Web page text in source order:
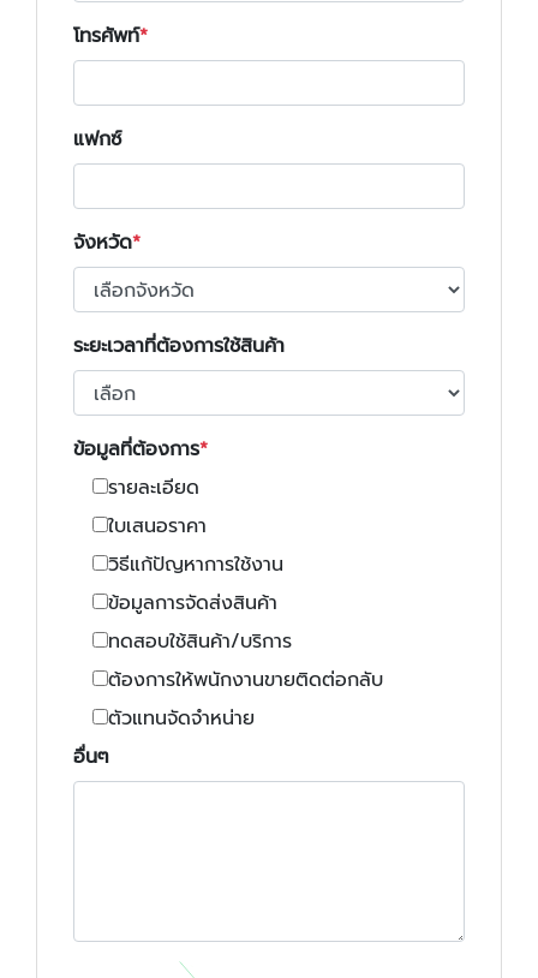
โทรศัพท์
แฟกซ์
จังหวัด
ระยะเวลาที่ต้องการใช้สินค้า
ข้อมูลที่ต้องการ
รายละเอียด
ใบเสนอราคา
วิธีแก้ปัญหาการใช้งาน
ข้อมูลการจัดส่งสินค้า
ทดสอบใช้สินค้า/บริการ
ต้องการให้พนักงานขายติดต่อกลับ
ตัวแทนจัดจำหน่าย
อื่นๆ